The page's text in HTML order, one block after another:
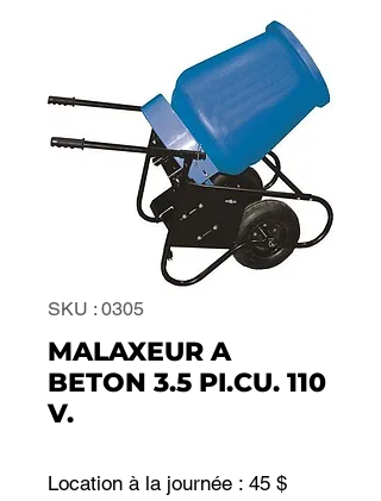
SKU : 0305
MALAXEUR A
BETON 3.5 PI.CU. 110
V.
Location à la journée : 45 $